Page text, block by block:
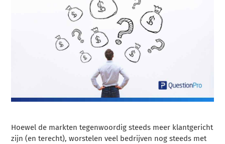
Hoewel de markten tegenwoordig steeds meer klantgericht
zijn (en terecht), worstelen veel bedrijven nog steeds met